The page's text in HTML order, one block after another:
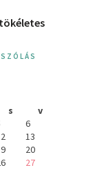
​tökéletes
s
v
6
13
20
27